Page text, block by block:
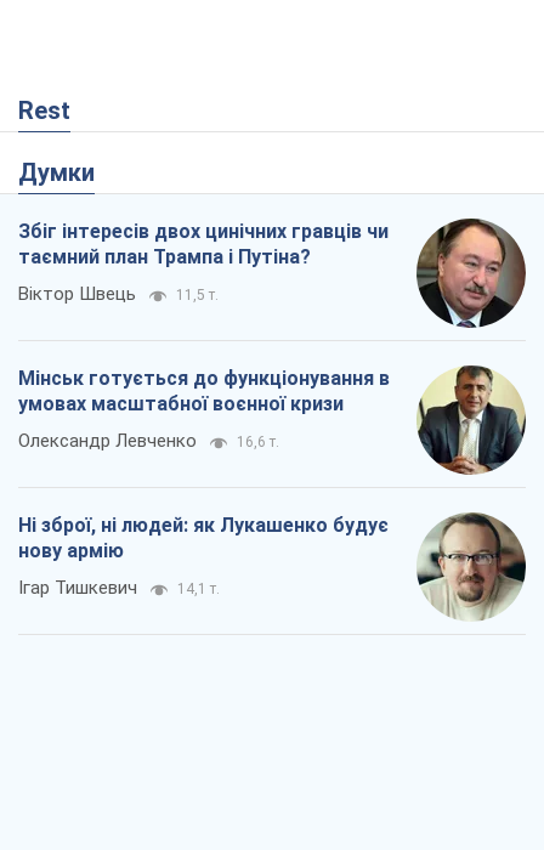
Rest
Думки
Збіг інтересів двох цинічних гравців чи
таємний план Трампа і Путіна?
Віктор Швець 11,5 т.
Мінськ готується до функціонування в
умовах масштабної воєнної кризи
Олександр Левченко 16,6 т.
Ні зброї, ні людей: як Лукашенко будує
нову армію
Ігар Тишкевич 14,1 т.